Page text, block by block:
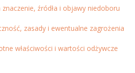
źródła i objawy niedoboru
zasady i ewentualne zagrożenia
właściwości i wartości odżywcze